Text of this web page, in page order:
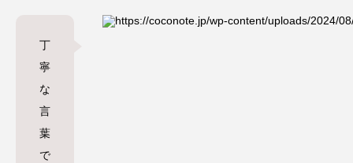
丁
寧
な
言
葉
で